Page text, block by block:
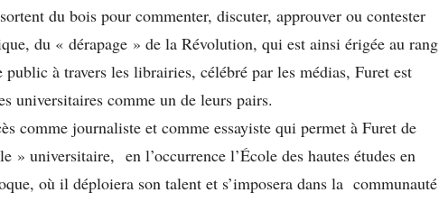
du bois pour commenter, discuter, approuver ou contester
du « dérapage » de la Révolution, qui est ainsi érigée au rang
public à travers les librairies, célébré par les médias, Furet est
universitaires comme un de leurs pairs.
comme journaliste et comme essayiste qui permet à Furet de
» universitaire, en l’occurrence l’École des hautes études en
où il déploiera son talent et s’imposera dans la communauté